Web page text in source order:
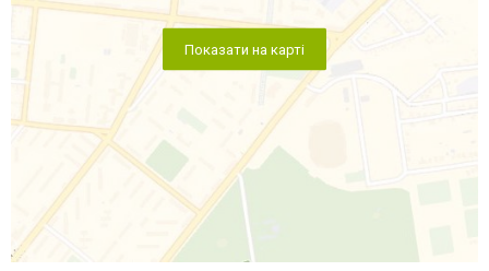
Показати на карті